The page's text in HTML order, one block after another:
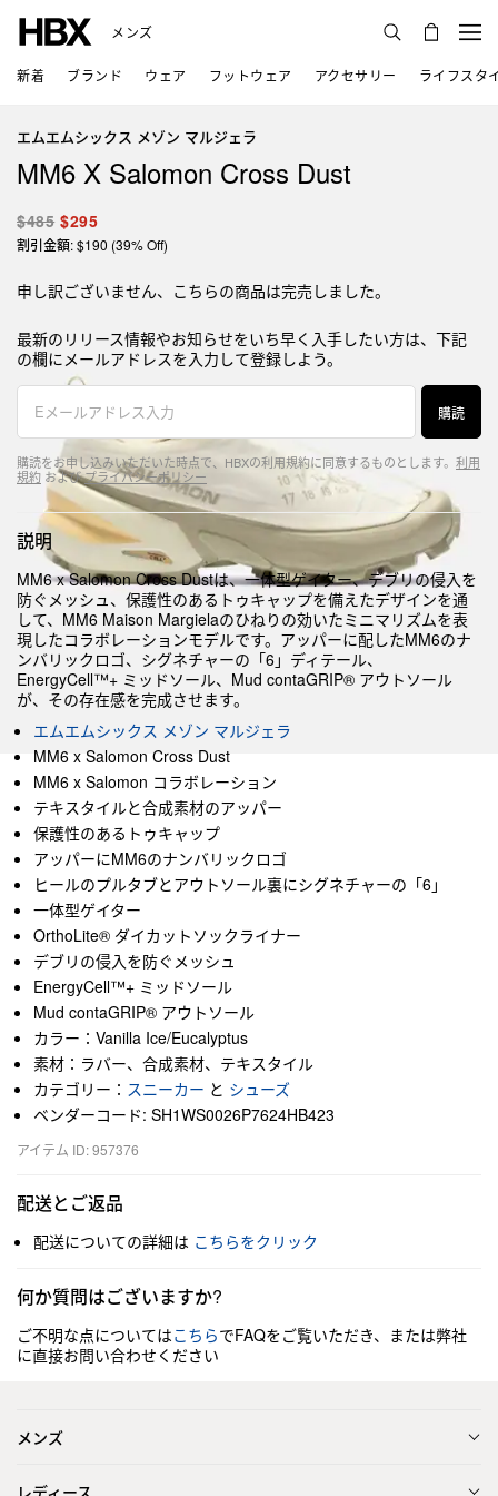
メンズ
新着 ブランド ウェア フットウェア アクセサリー ライフスタ
エムエムシックス メゾン マルジェラ
MM6 X Salomon Cross Dust
$485 $295
割引金額: $190 (39% Off)
申し訳ございません、こちらの商品は完売しました。
最新のリリース情報やお知らせをいち早く入手したい方は、下記
の欄にメールアドレスを入力して登録しよう。
購読
購読をお申し込みいただいた時点で、HBXの利用規約に同意するものとします。 利用
規約 およびプライバシーポリシー
説明
MM6 x Salomon Cross Dustは、一体型ゲイター、デブリの侵入を
防ぐメッシュ、保護性のあるトゥキャップを備えたデザインを通
して、MM6 Maison Margielaのひねりの効いたミニマリズムを表
現したコラボレーションモデルです。アッパーに配したMM6のナ
ンバリックロゴ、シグネチャーの「6」ディテール、
EnergyCell™+ ミッドソール、Mud contaGRIP® アウトソール
が、その存在感を完成させます。
エムエムシックス メゾン マルジェラ
MM6 x Salomon Cross Dust
MM6 x Salomon コラボレーション
テキスタイルと合成素材のアッパー
保護性のあるトゥキャップ
アッパーにMM6のナンバリックロゴ
ヒールのプルタブとアウトソール裏にシグネチャーの「6」
一体型ゲイター
OrthoLite® ダイカットソックライナー
デブリの侵入を防ぐメッシュ
EnergyCell™+ ミッドソール
Mud contaGRIP® アウトソール
カラー：Vanilla Ice/Eucalyptus
素材：ラバー、合成素材、テキスタイル
カテゴリー： スニーカー と シューズ
ベンダーコード: SH1WS0026P7624HB423
アイテム ID: 957376
配送とご返品
配送についての詳細は こちらをクリック
何か質問はございますか?
ご不明な点についてはこちらでFAQをご覧いただき、または弊社
に直接お問い合わせください
メンズ
レディース